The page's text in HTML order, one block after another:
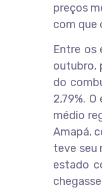
preços
com que
Entre os
outubro,
do
2,79%.
médio
Amapá,
teve seu
estado